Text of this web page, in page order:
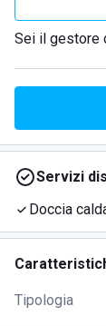
Sei il gestore
Servizi
Doccia
Tipologia